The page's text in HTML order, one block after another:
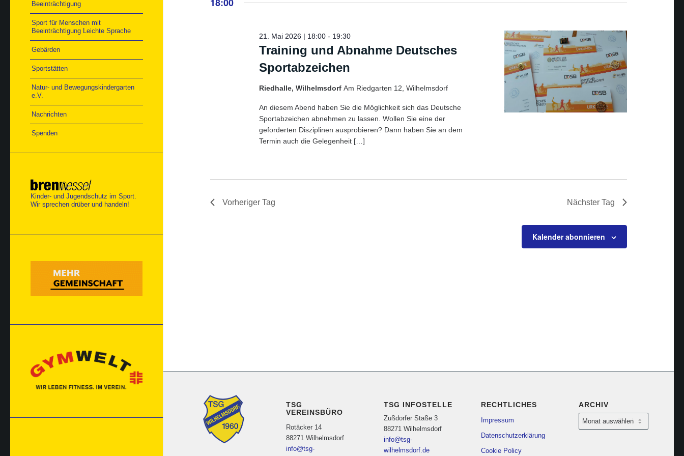
Beeinträchtigung
Sport für Menschen mit
Beeinträchtigung Leichte Sprache
Gebärden
Sportstätten
Natur- und Bewegungskindergarten
e.V.
Nachrichten
Spenden
Kinder- und Jugendschutz im Sport.
Wir sprechen drüber und handeln!
Training und Abnahme Deutsches
Sportabzeichen
21. Mai 2026 | 18:00 - 19:30
Riedhalle, WilhelmsdorfAm Riedgarten 12, Wilhelmsdorf
An diesem Abend haben Sie die Möglichkeit sich das Deutsche
Sportabzeichen abnehmen zu lassen. Wollen Sie eine der
geforderten Disziplinen ausprobieren? Dann haben Sie an dem
Termin auch die Gelegenheit […]
Vorheriger Tag Nächster Tag
Kalender abonnieren
TSG
VEREINSBÜRO
Rotäcker 14
88271 Wilhelmsdorf
info@tsg-
TSG INFOSTELLE
Zußdorfer Staße 3
88271 Wilhelmsdorf
info@tsg-
wilhelmsdorf.de
RECHTLICHES
Impressum
Datenschutzerklärung
Cookie Policy
ARCHIV